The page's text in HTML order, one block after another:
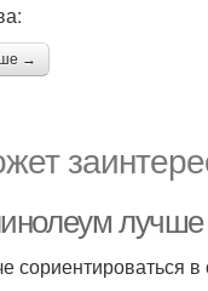
→
сориентироваться